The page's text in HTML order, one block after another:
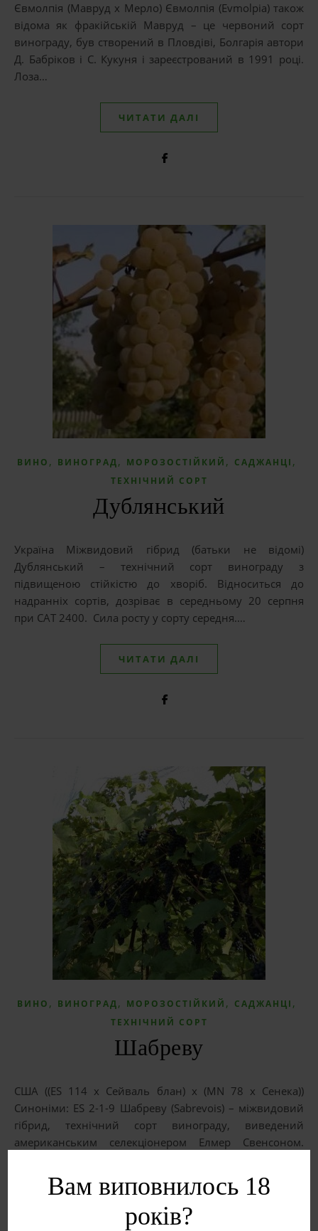
Вам виповнилось 18
років?
Євмолпія (Мавруд х Мерло) Євмолпія (Evmolpia) також
відома як фракійській Мавруд – це червоний сорт
винограду, був створений в Пловдіві, Болгарія автори
Д. Бабріков і С. Кукуня і зареєстрований в 1991 році.
Лоза…
ЧИТАТИ ДАЛІ
ВИНО , ВИНОГРАД, МОРОЗОСТІЙКИЙ , САДЖАНЦІ ,
ТЕХНІЧНИЙ СОРТ
Дублянський
Україна Міжвидовий гібрид (батьки не відомі)
Дублянський – технічний сорт винограду з
підвищеною стійкістю до хворіб. Відноситься до
надранніх сортів, дозріває в середньому 20 серпня
при САТ 2400. Сила росту у сорту середня.…
ЧИТАТИ ДАЛІ
ВИНО , ВИНОГРАД, МОРОЗОСТІЙКИЙ , САДЖАНЦІ ,
ТЕХНІЧНИЙ СОРТ
Шабреву
США ((ES 114 x Сейваль блан) x (MN 78 x Сенека))
Синоніми: ES 2-1-9 Шабреву (Sabrevois) – міжвидовий
гібрид, технічний сорт винограду, виведений
американським селекціонером Елмер Свенсоном.